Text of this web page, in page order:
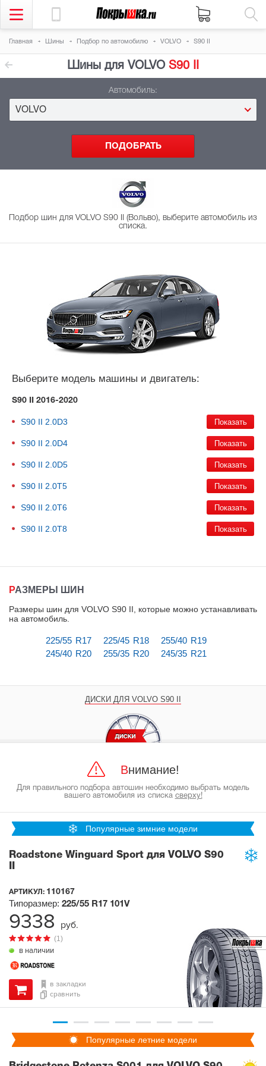
Главная Шины Подбор по автомобилю VOLVO S90 II
Шины для VOLVO S90 II
Автомобиль:
VOLVO
Подбор шин для VOLVO S90 II (Вольво), выберите автомобиль из
списка.
Выберите модель машины и двигатель:
S90 II 2016-2020
S90 II 2.0D3
S90 II 2.0D4
S90 II 2.0D5
S90 II 2.0T5
S90 II 2.0T6
S90 II 2.0T8
РАЗМЕРЫ ШИН
Размеры шин для VOLVO S90 II, которые можно устанавливать
на автомобиль
225/55 R17 225/45 R18
255/40 R19
245/40 R20
255/35 R20 245/35 R21
ДИСКИ ДЛЯ VOLVO S90 II
Внимание!
Для правильного подбора автошин необходимо выбрать модель
вашего автомобиля из списка сверху!
Популярные зимние модели
Roadstone Winguard Sport для VOLVO S90
АРТИКУЛ: 110167
в наличии
(1)
Типоразмер: 225/55 R17 101V
в закладки
сравнить
9338 руб.
Популярные летние модели